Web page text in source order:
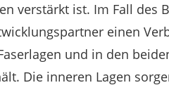
verstärkt ist. Im Fall
einen
und in den
Die inneren Lagen